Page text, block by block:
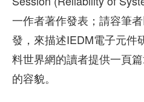
一作者著作發表；請容筆
發，來描述IEDM電子元件
料世界網的讀者提供一頁
的容貌。